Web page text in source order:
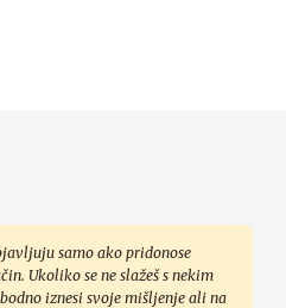
samo ako pridonose
Ukoliko se ne slažeš s nekim
iznesi svoje mišljenje ali na